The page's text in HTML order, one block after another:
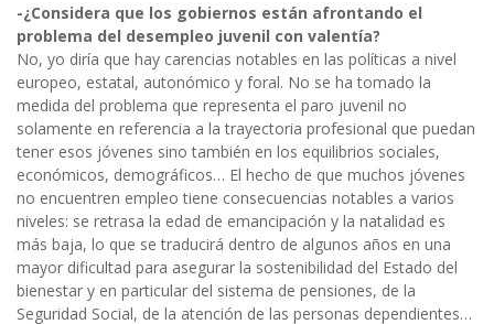
-¿Considera que los gobiernos están afrontando el
problema del desempleo juvenil con valentía?
No, yo diría que hay carencias notables en las políticas a nivel
europeo, estatal, autonómico y foral. No se ha tomado la
medida del problema que representa el paro juvenil no
solamente en referencia a la trayectoria profesional que puedan
tener esos jóvenes sino también en los equilibrios sociales,
económicos, demográficos… El hecho de que muchos jóvenes
no encuentren empleo tiene consecuencias notables a varios
niveles: se retrasa la edad de emancipación y la natalidad es
más baja, lo que se traducirá dentro de algunos años en una
mayor dificultad para asegurar la sostenibilidad del Estado del
bienestar y en particular del sistema de pensiones, de la
Seguridad Social, de la atención de las personas dependientes…